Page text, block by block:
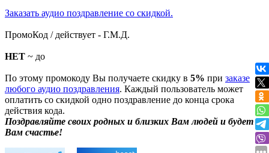
Заказать аудио поздравление со скидкой.
ПромоКод / действует - Г.М.Д.
НЕТ ~ до
По этому промокоду Вы получаете скидку в 5% при заказе
любого аудио поздравления. Каждый пользователь может
оплатить со скидкой одно поздравление до конца срока
действия кода.
Поздравляйте своих родных и близких Вам людей и будет
Вам счастье!